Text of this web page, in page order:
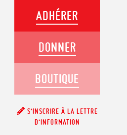
ADHÉRER
DONNER
BOUTIQUE
S’INSCRIRE À LA LETTRE
D’INFORMATION